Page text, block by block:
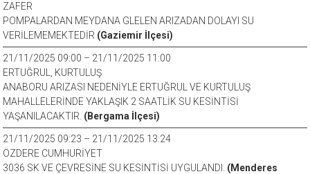
ZAFER
POMPALARDAN MEYDANA GLELEN ARIZADAN DOLAYI SU
VERİLEMEMEKTEDİR (Gaziemir İlçesi)
21/11/2025 09:00 – 21/11/2025 11:00
ERTUĞRUL, KURTULUŞ
ANABORU ARIZASI NEDENİYLE ERTUĞRUL VE KURTULUŞ
MAHALLELERİNDE YAKLAŞIK 2 SAATLİK SU KESİNTİSİ
YAŞANILACAKTIR. (Bergama İlçesi)
21/11/2025 09:23 – 21/11/2025 13:24
ÖZDERE CUMHURİYET
3036 SK VE ÇEVRESİNE SU KESİNTİSİ UYGULANDI. (Menderes